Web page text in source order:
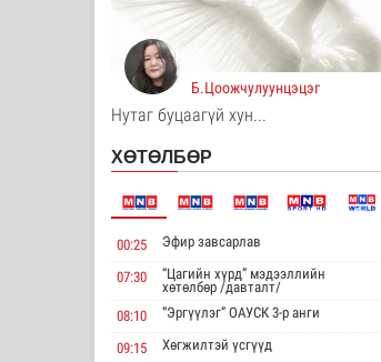
Цагдаагийн
байгууллагын 102
тусгай дугаарт гэмт ..
Нийгэм
5 цаг 19 минутын өмнө
Cпорт
ОХУ-аас шатахууны
импорт тасралтгүй
хийгдэж байна
6 цаг 51 минутын өмнө
Б.Цоожчулуунцэцэг
Нутаг буцаагүй хун...
ХӨТӨЛБӨР
00:25 Эфир завсарлав
07:30
“Цагийн хүрд” мэдээллийн
хөтөлбөр /давталт/
08:10
“Эргүүлэг” ОАУСК 3-р анги
09:15 Хөгжилтэй үсгүүд